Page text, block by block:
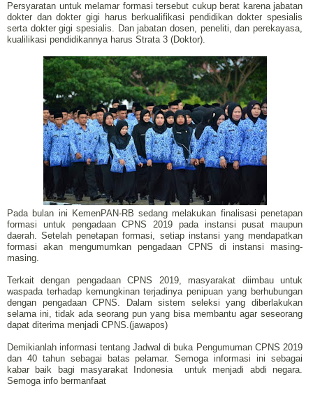
Persyaratan untuk melamar formasi tersebut cukup berat karena jabatan
dokter dan dokter gigi harus berkualifikasi pendidikan dokter spesialis
serta dokter gigi spesialis. Dan jabatan dosen, peneliti, dan perekayasa,
kualilikasi pendidikannya harus Strata 3 (Doktor).
Pada bulan ini KemenPAN-RB sedang melakukan finalisasi penetapan
formasi untuk pengadaan CPNS 2019 pada instansi pusat maupun
daerah. Setelah penetapan formasi, setiap instansi yang mendapatkan
formasi akan mengumumkan pengadaan CPNS di instansi masing-
masing.
Terkait dengan pengadaan CPNS 2019, masyarakat diimbau untuk
waspada terhadap kemungkinan terjadinya penipuan yang berhubungan
dengan pengadaan CPNS. Dalam sistem seleksi yang diberlakukan
selama ini, tidak ada seorang pun yang bisa membantu agar seseorang
dapat diterima menjadi CPNS.(jawapos)
Demikianlah informasi tentang Jadwal di buka Pengumuman CPNS 2019
dan 40 tahun sebagai batas pelamar. Semoga informasi ini sebagai
kabar baik bagi masyarakat Indonesia
untuk menjadi abdi negara.
Semoga info bermanfaat